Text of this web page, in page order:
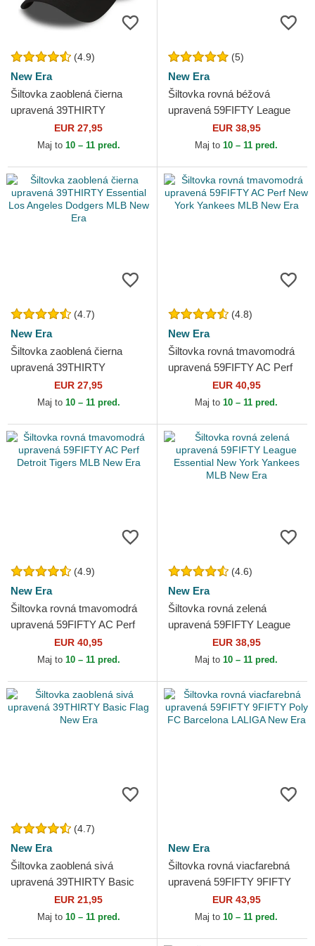
(4.9)
New Era
Šiltovka zaoblená čierna
upravená 39THIRTY
Essential Los Angeles
Dodgers MLB New Era
EUR 27,95
Maj to 10 – 11 pred.
(5)
New Era
Šiltovka rovná béžová
upravená 59FIFTY League
Essential New York Yankees
MLB New Era
EUR 38,95
Maj to 10 – 11 pred.
(4.7)
New Era
Šiltovka zaoblená čierna
upravená 39THIRTY
Essential Los Angeles
Dodgers MLB New Era
EUR 27,95
Maj to 10 – 11 pred.
(4.8)
New Era
Šiltovka rovná tmavomodrá
upravená 59FIFTY AC Perf
New York Yankees MLB New
EUR 40,95
Maj to 10 – 11 pred.
(4.9)
New Era
Šiltovka rovná tmavomodrá
upravená 59FIFTY AC Perf
Detroit Tigers MLB New Era
EUR 40,95
Maj to 10 – 11 pred.
(4.6)
New Era
Šiltovka rovná zelená
upravená 59FIFTY League
Essential New York Yankees
MLB New Era
EUR 38,95
Maj to 10 – 11 pred.
(4.7)
New Era
Šiltovka zaoblená sivá
upravená 39THIRTY Basic
Flag New EraEUR 21,95
Maj to 10 – 11 pred.
New Era
Šiltovka rovná viacfarebná
upravená 59FIFTY 9FIFTY
Poly FC Barcelona LALIGA
New Era
EUR 43,95
Maj to 10 – 11 pred.